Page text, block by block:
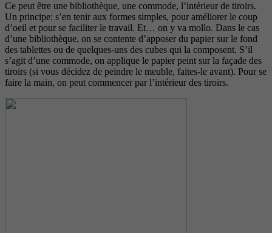
Ce peut être une bibliothèque, une commode, l’intérieur de tiroirs.
Un principe: s’en tenir aux formes simples, pour améliorer le coup
d’oeil et pour se faciliter le travail. Et… on y va mollo. Dans le cas
d’une bibliothèque, on se contente d’apposer du papier sur le fond
des tablettes ou de quelques-uns des cubes qui la composent. S’il
s’agit d’une commode, on applique le papier peint sur la façade des
tiroirs (si vous décidez de peindre le meuble, faites-le avant). Pour se
faire la main, on peut commencer par l’intérieur des tiroirs.